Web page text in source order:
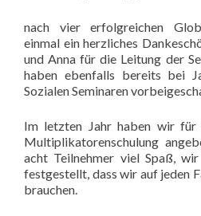
nach vier erfolgreichen
einmal ein herzliches
und Anna für die Leitung der
haben ebenfalls bereits bei
Sozialen Seminaren
Im letzten Jahr haben wir für
Multiplikatorenschulung
acht Teilnehmer viel Spaß,
festgestellt, dass wir auf jeden
brauchen.